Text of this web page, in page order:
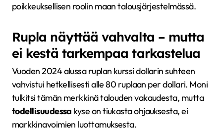
poikkeuksellisen roolin maan talousjärjestelmässä.
Rupla näyttää vahvalta – mutta
ei kestä tarkempaa tarkastelua
Vuoden 2024 alussa ruplan kurssi dollarin suhteen
vahvistui hetkellisesti alle 80 ruplaan per dollari. Moni
tulkitsi tämän merkkinä talouden vakaudesta, mutta
todellisuudessa kyse on tiukasta ohjauksesta, ei
markkinavoimien luottamuksesta.